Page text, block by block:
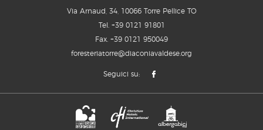
Via Arnaud, 34, 10066 Torre Pellice TO
Tel. +39 0121 91801
Fax. +39 0121 950049
foresteriatorre@diaconiavaldese.org
Seguici su: